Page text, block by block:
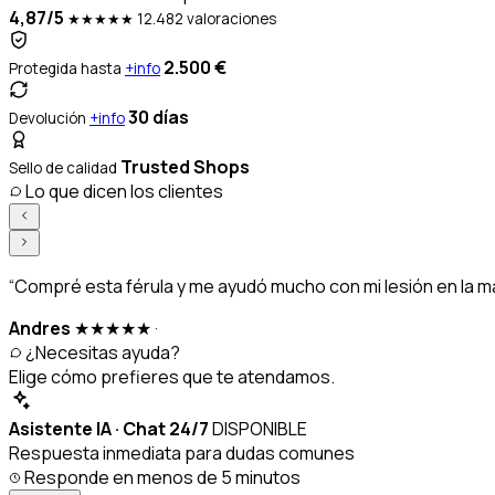
4,87/5 ★★★★★ 12.482 valoraciones
Protegida hasta +info 2.500 €
Devolución +info30 días
Sello de calidad Trusted Shops
Lo que dicen los clientes
“Compré esta férula y me ayudó mucho con mi lesión en la
Andres ★★★★★·
¿Necesitas ayuda?
Elige cómo prefieres que te atendamos.
Asistente IA · Chat 24/7DISPONIBLE
Respuesta inmediata para dudas comunes
Responde en menos de 5 minutos